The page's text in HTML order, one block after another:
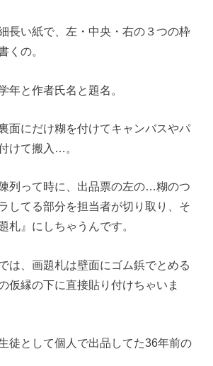
長い紙で、左・中央・右の３つの枠
くの。
年と作者氏名と題名。
面にだけ糊を付けてキャンバスやパ
けて搬入…。
列って時に、出品票の左の…糊のつ
してる部分を担当者が切り取り、そ
札』にしちゃうんです。
は、画題札は壁面にゴム鋲でとめる
仮縁の下に直接貼り付けちゃいま
徒として個人で出品してた36年前の